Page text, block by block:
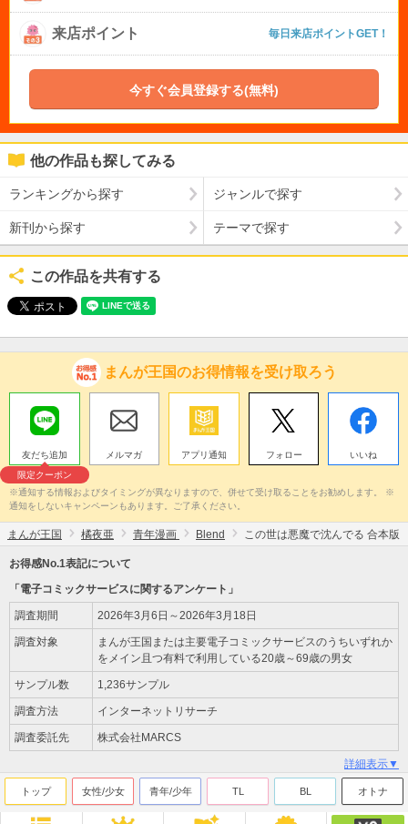
来店ポイント 毎日来店ポイントGET！
今すぐ会員登録する(無料)
他の作品も探してみる
ランキングから探す ジャンルで探す
新刊から探す テーマで探す
この作品を共有する
まんが王国のお得情報を受け取ろう
友だち追加
限定クーポン
メルマガ アプリ通知 フォロー いいね
※通知する情報およびタイミングが異なりますので、併せて受け取ることをお勧めします。 ※
通知をしないキャンペーンもあります。ご了承ください。
まんが王国 橘夜亜 青年漫画 Blend この世は悪魔で沈んでる 合本版
お得感No.1表記について
「電子コミックサービスに関するアンケート」
調査期間 2026年3月6日～2026年3月18日
調査対象
まんが王国または主要電子コミックサービスのうちいずれか
をメイン且つ有料で利用している20歳～69歳の男女
サンプル数 1,236サンプル
調査方法 インターネットリサーチ
調査委託先 株式会社MARCS
詳細表示▼
トップ 女性/少女 青年/少年 TL BL オトナ